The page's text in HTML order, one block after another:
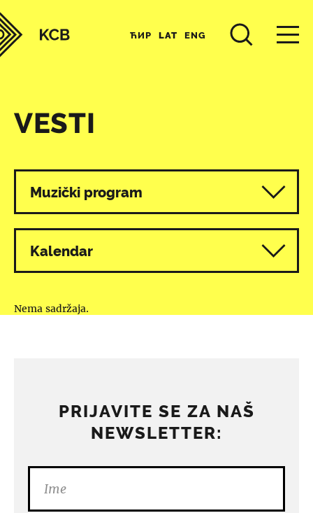
ЋИР LAT ENG
VESTI
Svi programi
Muzički program
Kalendar
Nema sadržaja.
PRIJAVITE SE ZA NAŠ
NEWSLETTER: